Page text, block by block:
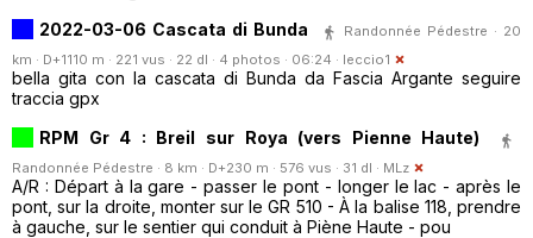
2022-03-06 Cascata di Bunda
Randonnée Pédestre · 20
km · D+1110 m · 221 vus · 22 dl · 4 photos · 06:24 · leccio1
bella gita con la cascata di Bunda da Fascia Argante seguire
traccia gpx
RPM Gr 4 : Breil sur Roya (vers Pienne Haute)
Randonnée Pédestre · 8 km · D+230 m · 576 vus · 31 dl · MLz
A/R : Départ à la gare - passer le pont - longer le lac - après le
pont, sur la droite, monter sur le GR 510 - À la balise 118, prendre
à gauche, sur le sentier qui conduit à Piène Haute - pou